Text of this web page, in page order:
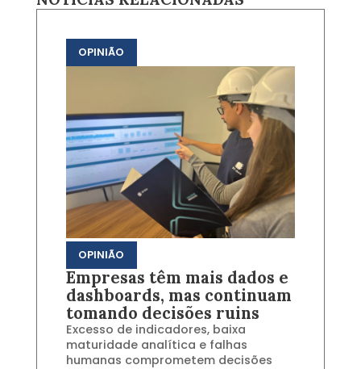
OPINIÃO
OPINIÃO
Empresas têm mais dados e
dashboards, mas continuam
tomando decisões ruins
Excesso de indicadores, baixa
maturidade analítica e falhas
humanas comprometem decisões